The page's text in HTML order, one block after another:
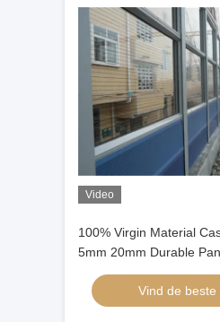
Video
100% Virgin Material
5mm 20mm Durable Panel for Outdoor
sound Barrier
Vind de beste